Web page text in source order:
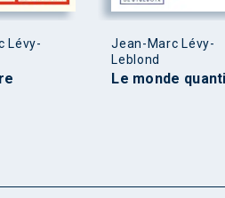
Lévy-
Jean-Marc Lévy-
Leblond
Le monde